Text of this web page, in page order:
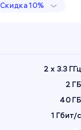
Скидка 10%
2 x 3.3 ГГц
2 ГБ
40 ГБ
1 Гбит/с